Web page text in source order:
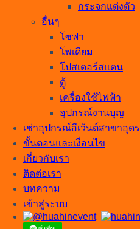
กระจกแต่งตัว
อื่นๆ
โซฟา
โพเดียม
โปสเตอร์สแตน
ตู้
เครื่องใช้ไฟฟ้า
อุปกรณ์งานบุญ
เช่าอุปกรณ์อีเว้นต์สาขาอุดร
ขั้นตอนและเงื่อนไข
เกี่ยวกับเรา
ติดต่อเรา
บทความ
เข้าสู่ระบบ